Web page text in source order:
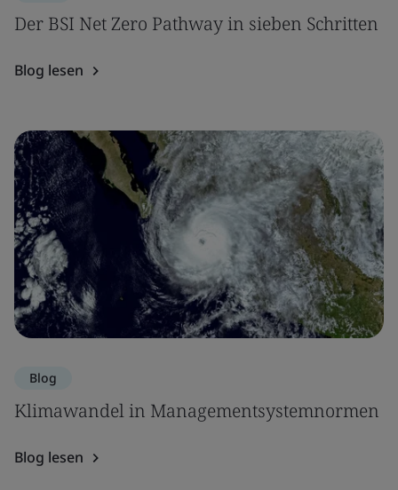
Der BSI Net Zero Pathway in sieben Schritten
Blog lesen
Blog
Klimawandel in Managementsystemnormen
Blog lesen